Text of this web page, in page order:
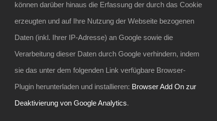
können darüber hinaus die Erfassung der durch das Cookie
erzeugten und auf Ihre Nutzung der Webseite bezogenen
Daten (inkl. Ihrer IP-Adresse) an Google sowie die
Verarbeitung dieser Daten durch Google verhindern, indem
sie das unter dem folgenden Link verfügbare Browser-
Plugin herunterladen und installieren: Browser Add On zur
Deaktivierung von Google Analytics.